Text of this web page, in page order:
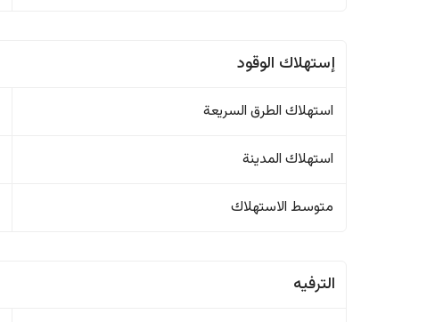
إستهلاك الوقود
استهلاك الطرق السريعة
استهلاك المدينة
متوسط الاستهلاك
الترفيه